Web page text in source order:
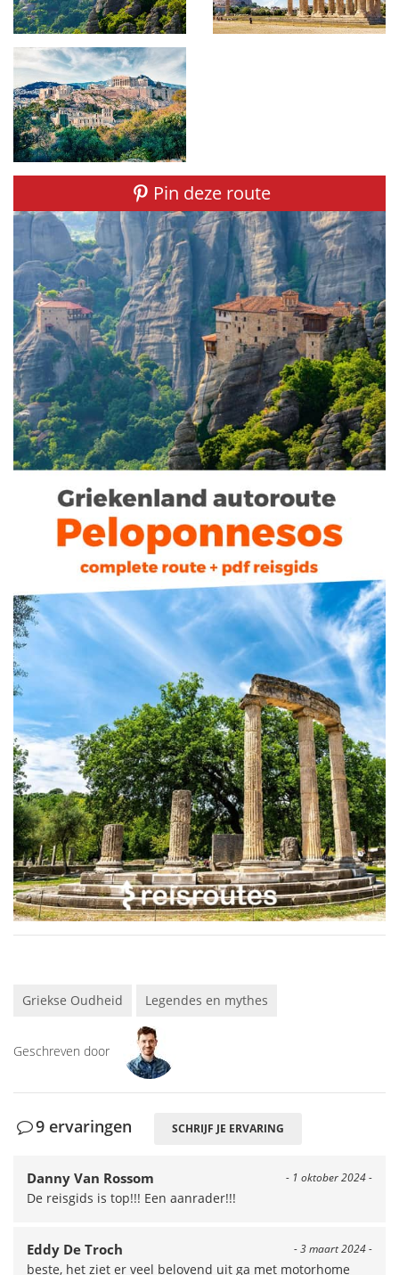
Pin deze route
Griekse Oudheid Legendes en mythes
Geschreven door
9 ervaringen SCHRIJF JE ERVARING
- 1 oktober 2024 -
Danny Van Rossom
De reisgids is top!!! Een aanrader!!!
- 3 maart 2024 -
Eddy De Troch
beste, het ziet er veel belovend uit ga met motorhome